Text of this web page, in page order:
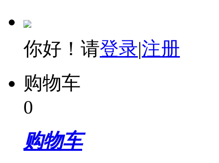
你好！请登录|注册
购物车
0
购物车